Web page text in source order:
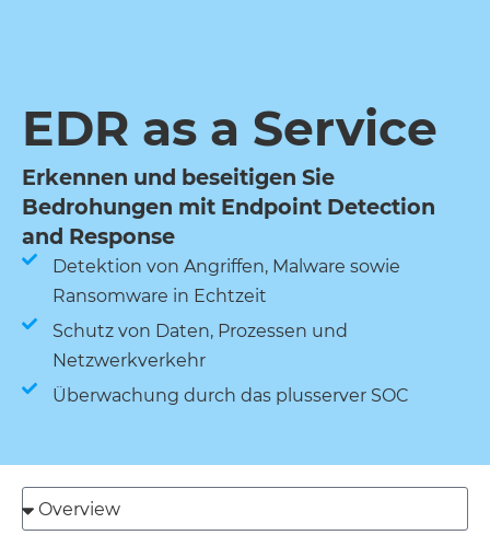
EDR as a Service
Erkennen und beseitigen Sie
Bedrohungen mit Endpoint Detection
and Response
Detektion von Angriffen, Malware sowie
Ransomware in Echtzeit
Schutz von Daten, Prozessen und
Netzwerkverkehr
Überwachung durch das plusserver SOC